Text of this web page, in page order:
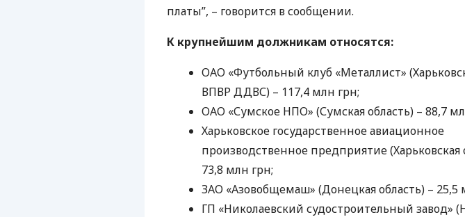
платы”, – говорится в сообщении.
К крупнейшим должникам относятся:
ОАО «Футбольный клуб «Металлист»
ВПВРДДВС) – 117,4 млн грн;
ОАО «Сумское НПО» (Сумская область) – 88,7
Харьковское государственное авиационное
производственное предприятие (Харьковская
73,8 млн грн;
ЗАО «Азовобщемаш» (Донецкая область) – 25,5
ГП «Николаевский судостроительный завод»